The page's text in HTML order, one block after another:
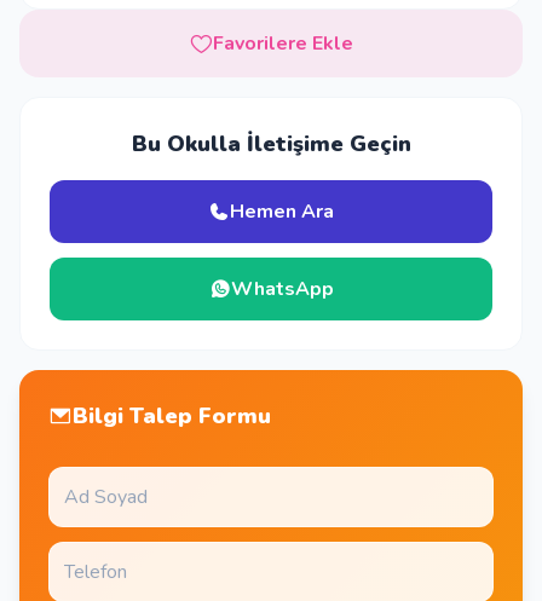
Favorilere Ekle
Bu Okulla İletişime Geçin
Hemen Ara
WhatsApp
Bilgi Talep Formu